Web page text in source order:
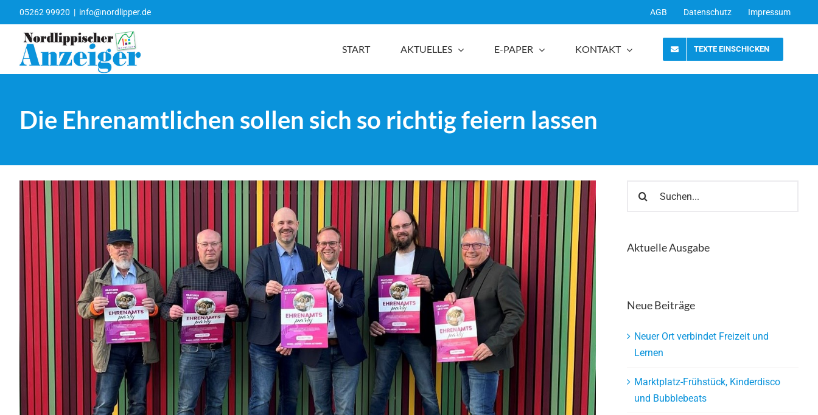
Inhalt
springen
05262 99920 | info@nordlipper.de AGB Datenschutz Impressum
START AKTUELLES E-PAPER KONTAKT TEXTE EINSCHICKEN
Die Ehrenamtlichen sollen sich so richtig feiern lassen
nach:
Aktuelle Ausgabe
Neue Beiträge
Neuer Ort verbindet Freizeit und
Lernen
Marktplatz-Frühstück, Kinderdisco
und Bubblebeats